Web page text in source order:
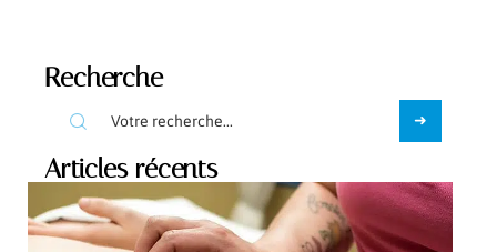
Recherche
Articles récents